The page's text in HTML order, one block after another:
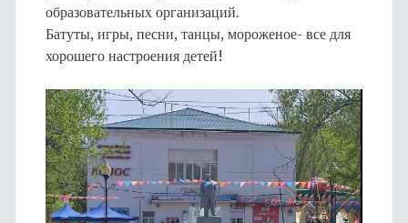
образовательных организаций.
Батуты, игры, песни, танцы, мороженое- все для
хорошего настроения детей!